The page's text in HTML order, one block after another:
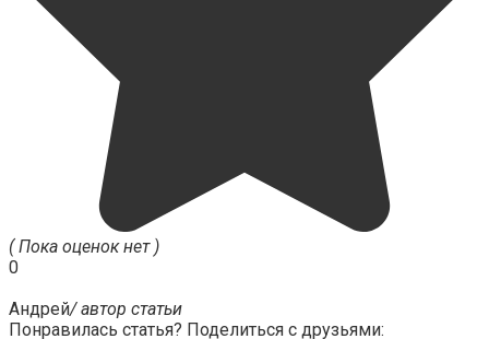
( Пока оценок нет )
0
Андрей/ автор статьи
Понравилась статья? Поделиться с друзьями: